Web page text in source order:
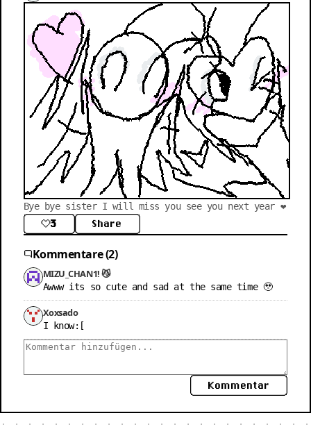
Bye bye sister I will miss you see you next year ❤️
3 Share
Kommentare (2)
MIZU_CHAN1! 😼
Awww its so cute and sad at the same time 🥹
Xoxsado
I know:[
Kommentar